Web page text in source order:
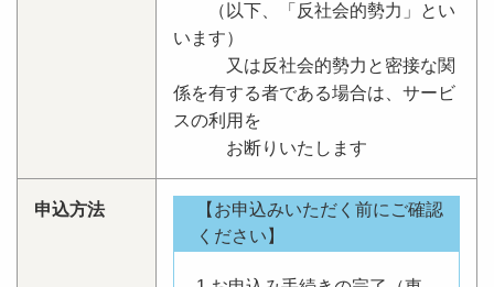
（以下、「反社会的勢力」とい
います）
又は反社会的勢力と密接な関
係を有する者である場合は、サービ
スの利用を
お断りいたします
申込方法
【お申込みいただく前にご確認
ください】